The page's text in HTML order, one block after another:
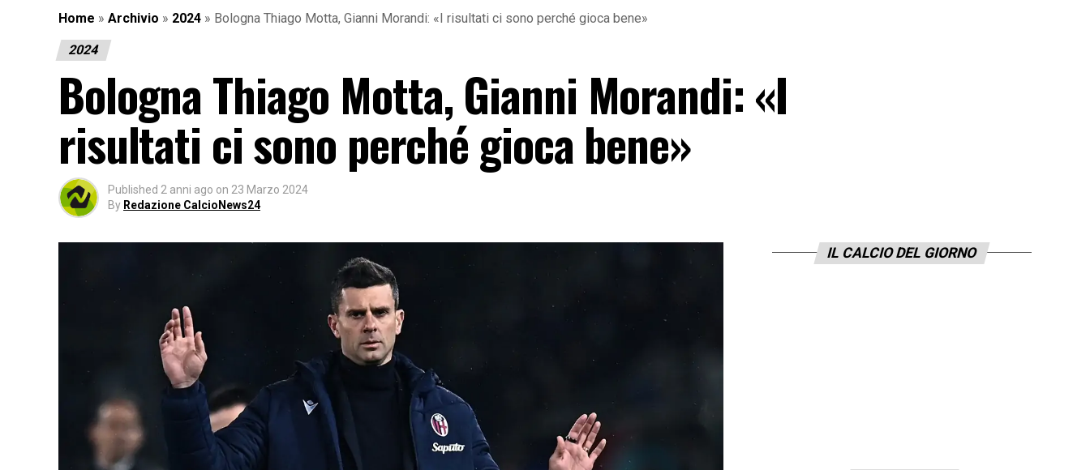
Home » Archivio » 2024 » Bologna Thiago Motta, Gianni Morandi: «I risultati ci sono perché gioca bene»
2024
Bologna Thiago Motta, Gianni Morandi: «I
risultati ci sono perché gioca bene»
Published 2 anni ago on 23 Marzo 2024
By Redazione CalcioNews24
IL CALCIO DEL GIORNO